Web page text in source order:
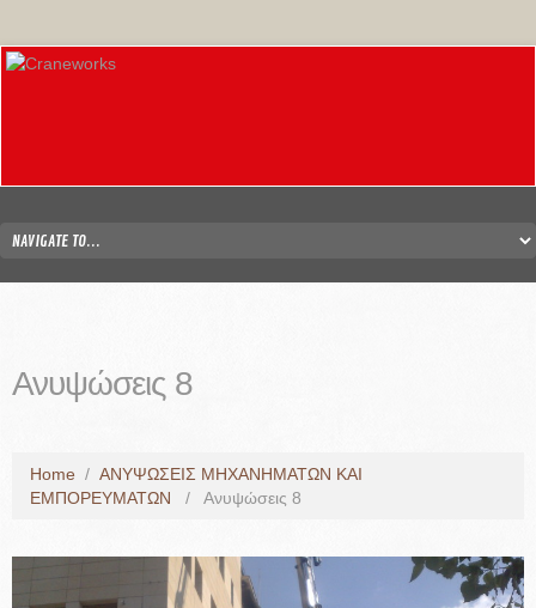
Ανυψώσεις 8
Home / ΑΝΥΨΩΣΕΙΣ ΜΗΧΑΝΗΜΑΤΩΝ ΚΑΙ
ΕΜΠΟΡΕΥΜΑΤΩΝ
/ Ανυψώσεις 8